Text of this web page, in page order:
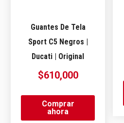
Guantes De Tela
Sport C5 Negros |
Ducati | Original
$610,000
Comprar
ahora